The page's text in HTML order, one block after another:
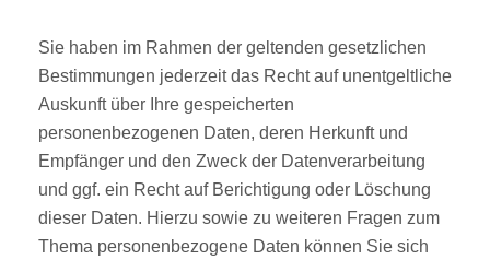
Sie haben im Rahmen der geltenden gesetzlichen
Bestimmungen jederzeit das Recht auf unentgeltliche
Auskunft über Ihre gespeicherten
personenbezogenen Daten, deren Herkunft und
Empfänger und den Zweck der Datenverarbeitung
und ggf. ein Recht auf Berichtigung oder Löschung
dieser Daten. Hierzu sowie zu weiteren Fragen zum
Thema personenbezogene Daten können Sie sich